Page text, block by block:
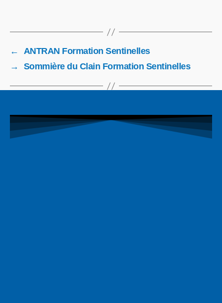
←
ANTRAN Formation Sentinelles
→
Sommière du Clain Formation Sentinelles